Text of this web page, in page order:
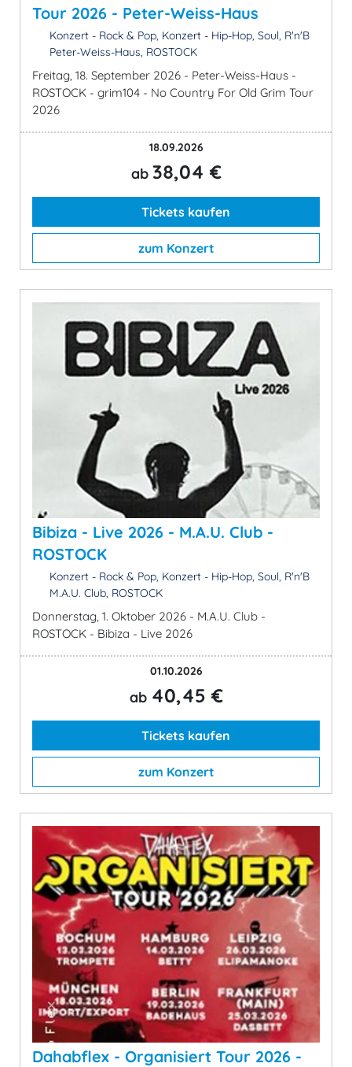
Tour 2026 - Peter-Weiss-Haus
Konzert - Rock & Pop, Konzert - Hip-Hop, Soul, R'n'B
Peter-Weiss-Haus, ROSTOCK
Freitag, 18. September 2026 - Peter-Weiss-Haus -
ROSTOCK - grim104 - No Country For Old Grim Tour
2026
18.09.2026
ab 38,04 €
Tickets kaufen
zum Konzert
Bibiza - Live 2026 - M.A.U. Club -
ROSTOCK
Konzert - Rock & Pop, Konzert - Hip-Hop, Soul, R'n'B
M.A.U. Club, ROSTOCK
Donnerstag, 1. Oktober 2026 - M.A.U. Club -
ROSTOCK - Bibiza - Live 2026
01.10.2026
ab 40,45 €
Tickets kaufen
zum Konzert
Dahabflex - Organisiert Tour 2026 -